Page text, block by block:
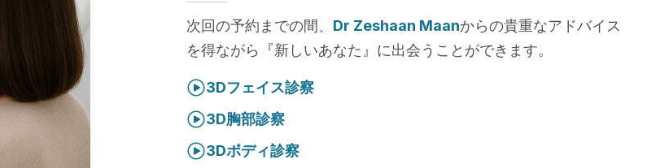
次回の予約までの間、 Dr Zeshaan Maanからの貴重なアドバイス
を得ながら『新しいあなた』に出会うことができます。
3Dフェイス診察
3D胸部診察
3Dボディ診察